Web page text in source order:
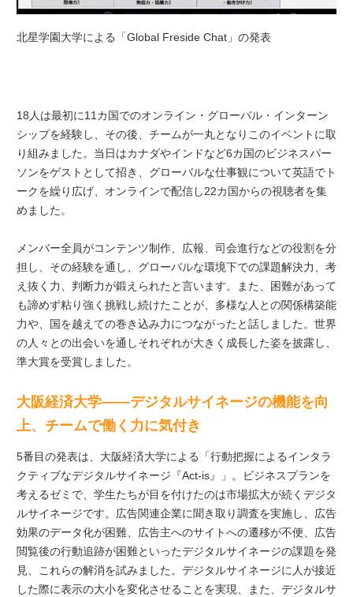
北星学園大学による「Global Freside Chat」の発表
18人は最初に11カ国でのオンライン・グローバル・インターン
シップを経験し、その後、チームが一丸となりこのイベントに取
り組みました。当日はカナダやインドなど6カ国のビジネスパー
ソンをゲストとして招き、グローバルな仕事観について英語でト
ークを繰り広げ、オンラインで配信し22カ国からの視聴者を集
めました。
メンバー全員がコンテンツ制作、広報、司会進行などの役割を分
担し、その経験を通し、グローバルな環境下での課題解決力、考
え抜く力、判断力が鍛えられたと言います。また、困難があって
も諦めず粘り強く挑戦し続けたことが、多様な人との関係構築能
力や、国を越えての巻き込み力につながったと話しました。世界
の人々との出会いを通しそれぞれが大きく成長した姿を披露し、
準大賞を受賞しました。
大阪経済大学――デジタルサイネージの機能を向
上、チームで働く力に気付き
5番目の発表は、大阪経済大学による「⾏動把握によるインタラ
クティブなデジタルサイネージ『Act-is』」。ビジネスプランを
考えるゼミで、学生たちが目を付けたのは市場拡大が続くデジタ
ルサイネージです。広告関連企業に聞き取り調査を実施し、広告
効果のデータ化が困難、広告主へのサイトへの遷移が不便、広告
閲覧後の行動追跡が困難といったデジタルサイネージの課題を発
見、これらの解消を試みました。デジタルサイネージに人が接近
した際に表示の大小を変化させることを実現、また、デジタルサ